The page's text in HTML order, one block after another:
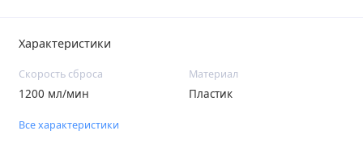
Характеристики
Скорость сброса
1200 мл/мин
Материал
Пластик
Все характеристики